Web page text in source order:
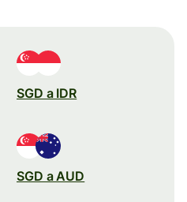
SGD a IDR
SGD a AUD